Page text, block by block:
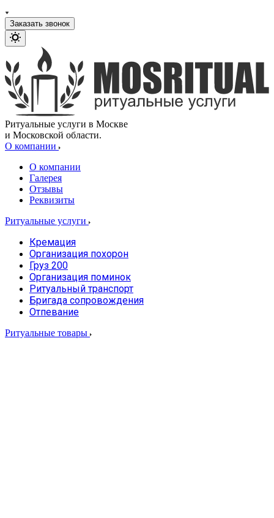
Заказать звонок
Ритуальные услуги в Москве
и Московской области.
О компании
О компании
Галерея
Отзывы
Реквизиты
Ритуальные услуги
Кремация
Организация похорон
Груз 200
Организация поминок
Ритуальный транспорт
Бригада сопровождения
Отпевание
Ритуальные товары